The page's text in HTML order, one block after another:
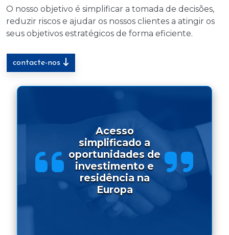
O nosso objetivo é simplificar a tomada de decisões,
reduzir riscos e ajudar os nossos clientes a atingir os
seus objetivos estratégicos de forma eficiente.
contacte-nos
Acesso
simplificado a
oportunidades de
investimento e
residência na
Europa